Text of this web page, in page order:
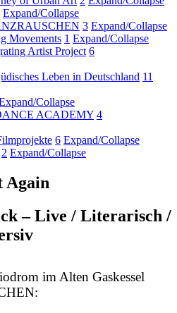
Expand/Collapse
3 Expand/Collapse
Movements 1 Expand/Collapse
Artist Project 6
Leben in Deutschland 11
Collapse
ACADEMY 4
6 Expand/Collapse
2 Expand/Collapse
Again
– Live / Literarisch /
im Alten Gaskessel